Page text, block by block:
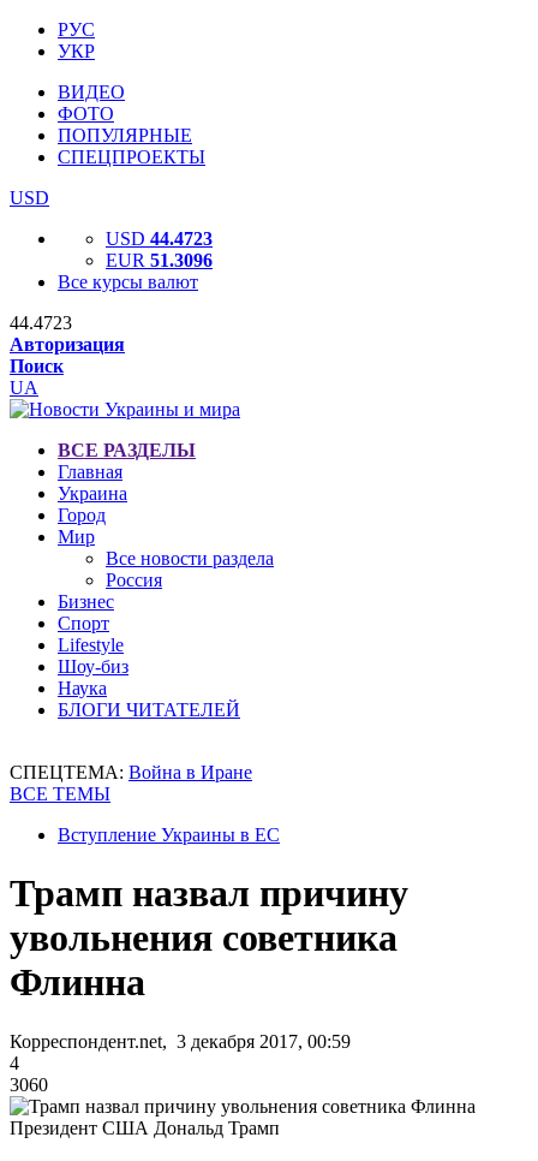
РУС
УКР
ВИДЕО
ФОТО
ПОПУЛЯРНЫЕ
СПЕЦПРОЕКТЫ
USD
USD 44.4723
EUR 51.3096
Все курсы валют
44.4723
Авторизация
Поиск
UA
ВСЕ РАЗДЕЛЫ
Главная
Украина
Город
Мир
Все новости раздела
Россия
Бизнес
Спорт
Lifestyle
Шоу-биз
Наука
БЛОГИ ЧИТАТЕЛЕЙ
СПЕЦТЕМА: Война в Иране
ВСЕ ТЕМЫ
Вступление Украины в ЕС
Трамп назвал причину
увольнения советника
Флинна
Корреспондент.net, 3 декабря 2017, 00:59
4
3060
Президент США Дональд Трамп